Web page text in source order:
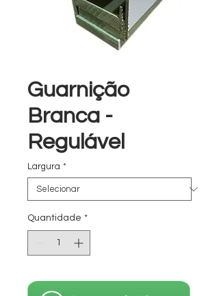
Guarnição
Branca -
Regulável
Largura *
Quantidade *